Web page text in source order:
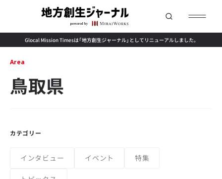
Glocal Mission Timesは「地方創生ジャーナル」としてリニューアルしました。
Area
鳥取県
カテゴリー
インタビュー イベント 特集